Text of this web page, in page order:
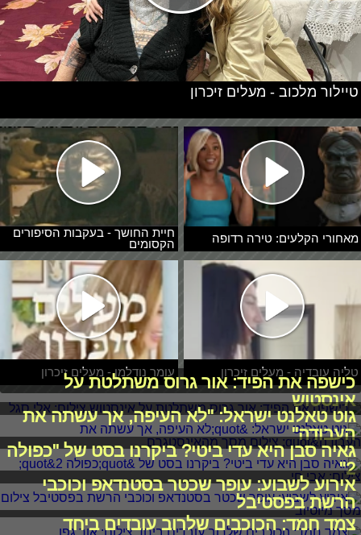
מאחורי הקלעים: טירה רדופה
חיית החושך - בעקבות הסיפורים
הקסומים
טליה עובדיה - מעלים זיכרון עומר נודלמן - מעלים זיכרון
טיילור מלכוב - מעלים זיכרון
כישפה את הפיד: אור גרוס משתלטת על
אינסטוש
גוט טאלנט ישראל: "לא העיפה, אך עשתה את
העבודה"
גאיה סבן היא עדי ביטי? ביקרנו בסט של "כפולה
2"
אירוע לשבוע: עופר שכטר בסטנדאפ וכוכבי
הרשת בפסטיבל
צמד חמד: הכוכבים שלרוב עובדים ביחד